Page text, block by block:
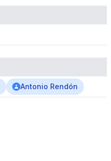
Antonio Rendón